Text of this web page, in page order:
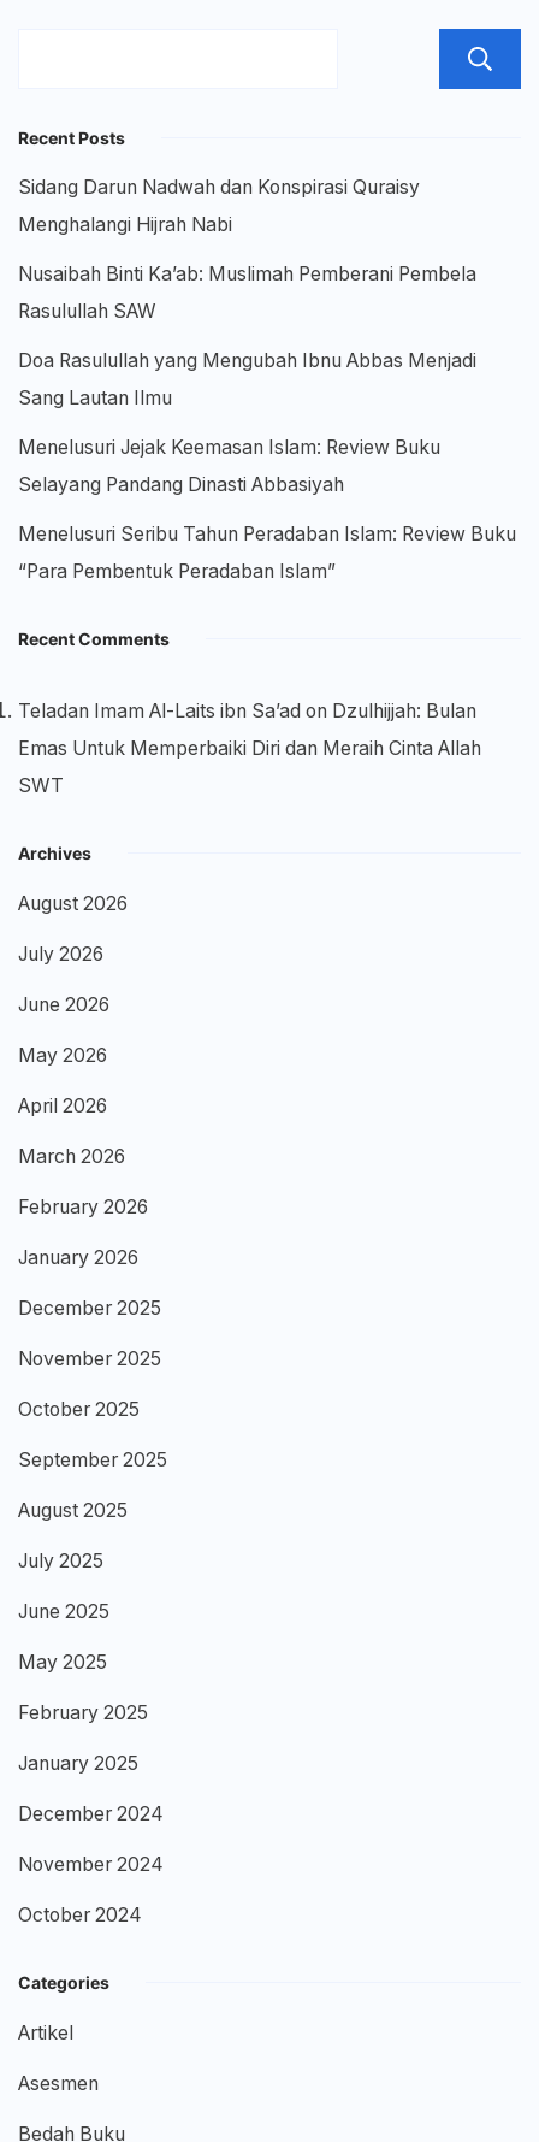
2025/
Recent Posts
Sidang Darun Nadwah dan Konspirasi Quraisy
Menghalangi Hijrah Nabi
Nusaibah Binti Ka’ab: Muslimah Pemberani Pembela
Rasulullah SAW
Doa Rasulullah yang Mengubah Ibnu Abbas Menjadi
Sang Lautan Ilmu
Menelusuri Jejak Keemasan Islam: Review Buku
Selayang Pandang Dinasti Abbasiyah
Menelusuri Seribu Tahun Peradaban Islam: Review Buku
“Para Pembentuk Peradaban Islam”
Recent Comments
Teladan Imam Al-Laits ibn Sa’ad on Dzulhijjah: Bulan
Emas Untuk Memperbaiki Diri dan Meraih Cinta Allah
SWT
Archives
August 2026
July 2026
June 2026
May 2026
April 2026
March 2026
February 2026
January 2026
December 2025
November 2025
October 2025
September 2025
August 2025
July 2025
June 2025
May 2025
February 2025
January 2025
December 2024
November 2024
October 2024
Categories
Artikel
Asesmen
Bedah Buku